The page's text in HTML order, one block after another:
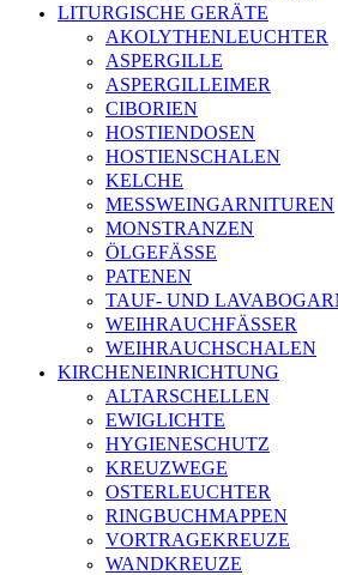
LITURGISCHE GERÄTE
AKOLYTHENLEUCHTER
ASPERGILLE
ASPERGILLEIMER
CIBORIEN
HOSTIENDOSEN
HOSTIENSCHALEN
KELCHE
MESSWEINGARNITUREN
MONSTRANZEN
ÖLGEFÄSSE
PATENEN
TAUF- UND
WEIHRAUCHFÄSSER
WEIHRAUCHSCHALEN
KIRCHENEINRICHTUNG
ALTARSCHELLEN
EWIGLICHTE
HYGIENESCHUTZ
KREUZWEGE
OSTERLEUCHTER
RINGBUCHMAPPEN
VORTRAGEKREUZE
WANDKREUZE